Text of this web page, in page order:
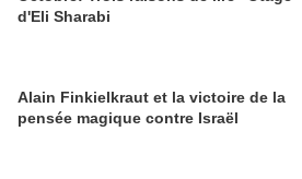
d'Eli Sharabi
Alain Finkielkraut et la victoire de la
pensée magique contre Israël